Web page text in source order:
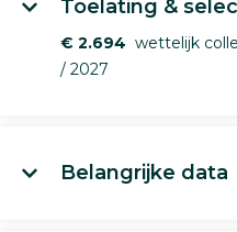
Toelating &
€ 2.694 wettelijk
/ 2027
Belangrijke data